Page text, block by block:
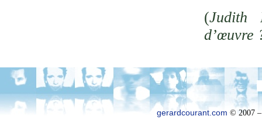
(Judith
d’œuvre
gerardcourant.com © 2007